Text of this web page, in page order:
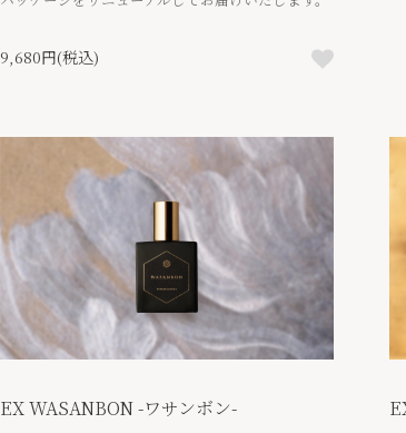
9,680円(税込)
EX WASANBON -ワサンボン-